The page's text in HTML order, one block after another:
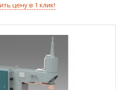
цену в 1 клик!